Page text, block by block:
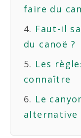
faire du
Faut-il
du canoë ?
Les
connaître
Le
alternative